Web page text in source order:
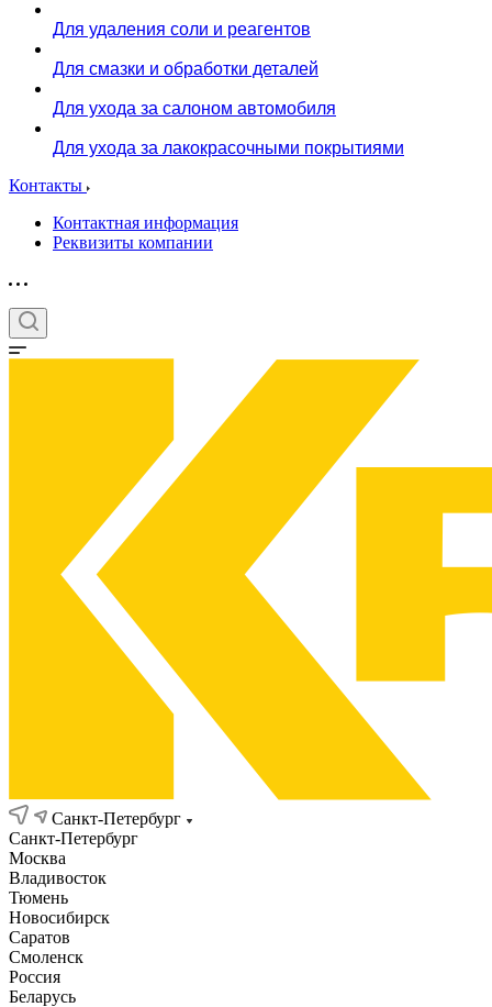
Для удаления соли и реагентов
Для смазки и обработки деталей
Для ухода за салоном автомобиля
Для ухода за лакокрасочными покрытиями
Контакты
Контактная информация
Реквизиты компании
Санкт-Петербург
Санкт-Петербург
Москва
Владивосток
Тюмень
Новосибирск
Саратов
Смоленск
Россия
Беларусь